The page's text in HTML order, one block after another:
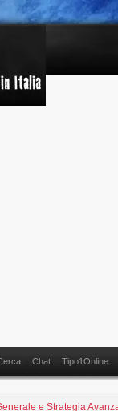
Chat Tipo1Online
e Strategia